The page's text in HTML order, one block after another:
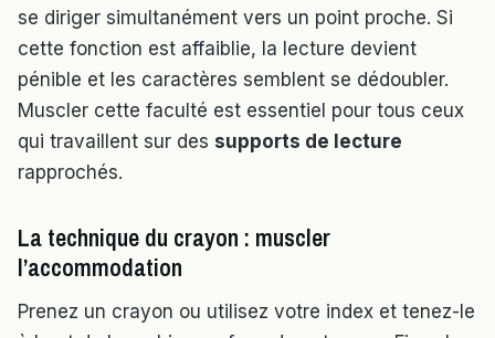
se diriger simultanément vers un point proche. Si
cette fonction est affaiblie, la lecture devient
pénible et les caractères semblent se dédoubler.
Muscler cette faculté est essentiel pour tous ceux
qui travaillent sur des supports de lecture
rapprochés.
La technique du crayon : muscler
l’accommodation
Prenez un crayon ou utilisez votre index et tenez-le